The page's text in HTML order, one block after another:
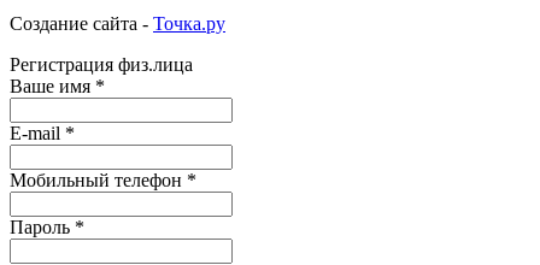
Создание сайта - Точка.ру
Регистрация физ.лица
Ваше имя *
E-mail *
Мобильный телефон *
Пароль *